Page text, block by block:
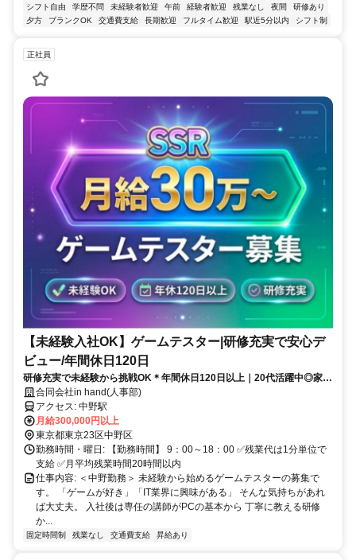
シフト自由
学歴不問 未経験者歓迎 午前 経験者歓迎 残業なし 夜間
研修あり
夕方
ブランクOK 交通費支給 長期歓迎 フルタイム歓迎 駅近5分以内 シフト制
正社員
【未経験入社OK】ゲームテスター|研修充実で安心デ
ビュー/年間休日120日
研修充実で未経験から挑戦OK＊年間休日120日以上｜20代活躍中◎家賃
補助最大50％など安心の福利厚生あり
合同会社in hand(人事部)
アクセス: 中野駅
月給300,000円以上
東京都東京23区中野区
勤務時間・曜日: 【勤務時間】 9：00～18：00 ✅残業代は1分単位で
支給 ✅月平均残業時間20時間以内
仕事内容: ＜中野勤務＞ 未経験から始めるゲームテスターの募集で
す。 「ゲームが好き」「IT業界に興味がある」 そんな気持ちがあれ
ば大丈夫。 入社後は専任の講師がPCの基本から 丁寧に教える研修
か...
固定時間制 残業なし 交通費支給 昇給あり